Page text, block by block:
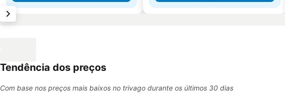
Tendência dos preços
Com base nos preços mais baixos no trivago durante os últimos 30 dias